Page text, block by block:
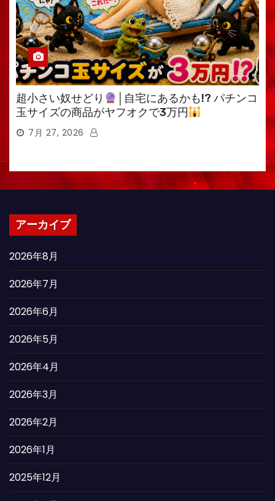
超小さい奴せどり
│自宅にあるかも!? パチンコ
玉サイズの商品がヤフオクで3万円
7月 27, 2026
アーカイブ
2026年8月
2026年7月
2026年6月
2026年5月
2026年4月
2026年3月
2026年2月
2026年1月
2025年12月